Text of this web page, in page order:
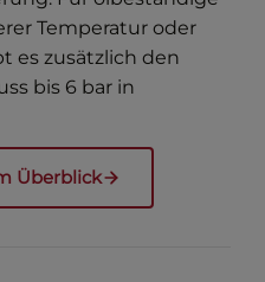
Temperatur oder
es zusätzlich den
bis 6 bar in
Überblick